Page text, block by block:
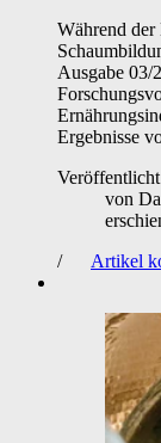
Während
Ausgabe 03/
Ergebnisse
von
/
Artikel